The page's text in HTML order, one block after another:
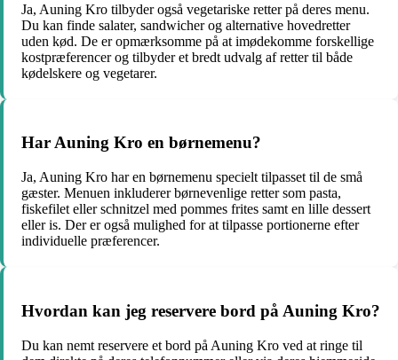
Ja, Auning Kro tilbyder også vegetariske retter på deres menu.
Du kan finde salater, sandwicher og alternative hovedretter
uden kød. De er opmærksomme på at imødekomme forskellige
kostpræferencer og tilbyder et bredt udvalg af retter til både
kødelskere og vegetarer.
Har Auning Kro en børnemenu?
Ja, Auning Kro har en børnemenu specielt tilpasset til de små
gæster. Menuen inkluderer børnevenlige retter som pasta,
fiskefilet eller schnitzel med pommes frites samt en lille dessert
eller is. Der er også mulighed for at tilpasse portionerne efter
individuelle præferencer.
Hvordan kan jeg reservere bord på Auning Kro?
Du kan nemt reservere et bord på Auning Kro ved at ringe til